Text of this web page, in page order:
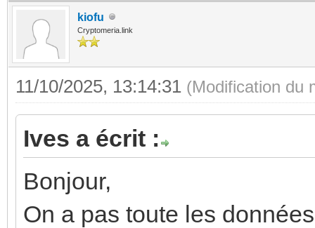
kiofu
Cryptomeria.link
11/10/2025, 13:14:31 (Modification du
Ives a écrit :
Bonjour,
On a pas toute les